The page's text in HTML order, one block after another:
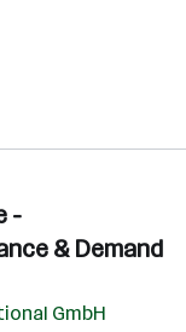
-
& Demand
GmbH